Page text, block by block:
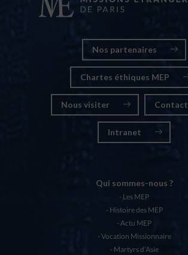
Nos partenaires
Chartes éthiques MEP
Nous visiter Contact
Intranet
Qui sommes-nous ?
Les MEP
Histoire des MEP
Actu MEP
Vocation Missionnaire
Martyrs d’Asie